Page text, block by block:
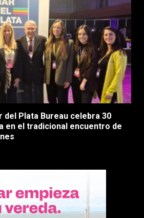
del Plata Bureau celebra 30
en el tradicional encuentro de